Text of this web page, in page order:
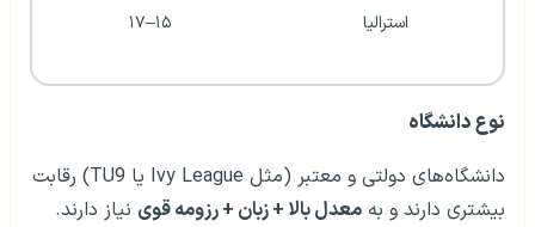
استرالیا ۱۵–۱۷
نوع دانشگاه
دانشگاه‌های دولتی و معتبر (مثل Ivy League یا TU9) رقابت
بیشتری دارند و به معدل بالا + زبان + رزومه قوی نیاز دارند.